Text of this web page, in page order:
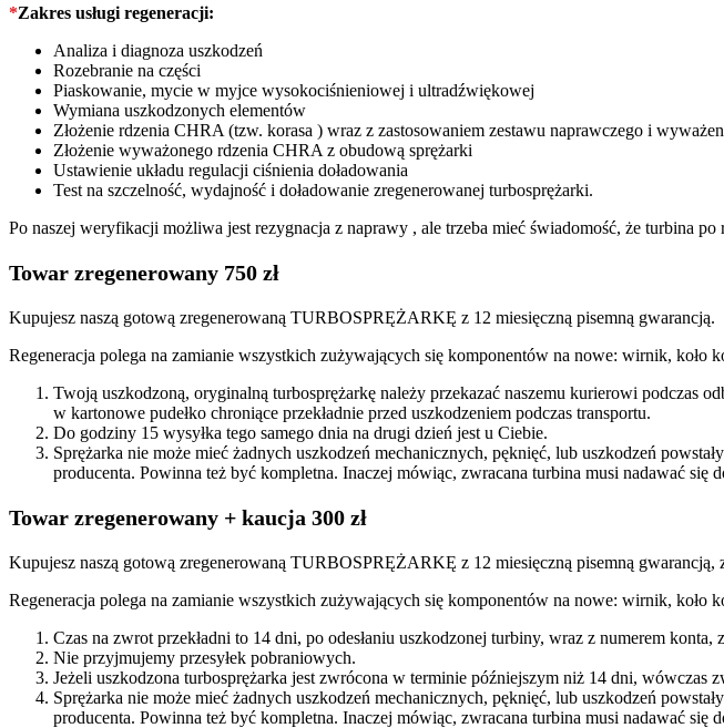
*Zakres usługi regeneracji:
Analiza i diagnoza uszkodzeń
Rozebranie na części
Piaskowanie, mycie w myjce wysokociśnieniowej i ultradźwiękowej
Wymiana uszkodzonych elementów
Złożenie rdzenia CHRA (tzw. korasa ) wraz z zastosowaniem zestawu naprawczego i
Złożenie wyważonego rdzenia CHRA z obudową sprężarki
Ustawienie układu regulacji ciśnienia doładowania
Test na szczelność, wydajność i doładowanie zregenerowanej turbosprężarki.
Po naszej weryfikacji możliwa jest rezygnacja z naprawy , ale trzeba mieć świadomość, że turbina
Towar zregenerowany 750 zł
Kupujesz naszą gotową zregenerowaną TURBOSPRĘŻARKĘ z 12 miesięczną pisemną gwarancją.
Regeneracja polega na zamianie wszystkich zużywających się komponentów na nowe: wirnik, koło
Twoją uszkodzoną, oryginalną turbosprężarkę należy przekazać naszemu kurierowi podczas
w kartonowe pudełko chroniące przekładnie przed uszkodzeniem podczas transportu.
Do godziny 15 wysyłka tego samego dnia na drugi dzień jest u Ciebie.
Sprężarka nie może mieć żadnych uszkodzeń mechanicznych, pęknięć, lub uszkodzeń
producenta. Powinna też być kompletna. Inaczej mówiąc, zwracana turbina musi nadawać się
Towar zregenerowany + kaucja 300 zł
Kupujesz naszą gotową zregenerowaną TURBOSPRĘŻARKĘ z 12 miesięczną pisemną
Regeneracja polega na zamianie wszystkich zużywających się komponentów na nowe: wirnik, koło
Czas na zwrot przekładni to 14 dni, po odesłaniu uszkodzonej turbiny, wraz z numerem
Nie przyjmujemy przesyłek pobraniowych.
Jeżeli uszkodzona turbosprężarka jest zwrócona w terminie późniejszym niż 14 dni, wówczas
Sprężarka nie może mieć żadnych uszkodzeń mechanicznych, pęknięć, lub uszkodzeń
producenta. Powinna też być kompletna. Inaczej mówiąc, zwracana turbina musi nadawać się